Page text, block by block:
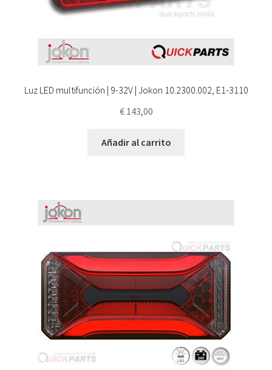
Luz LED multifunción | 9-32V | Jokon 10.2300.002, E1-3110
€143,00
Añadir al carrito